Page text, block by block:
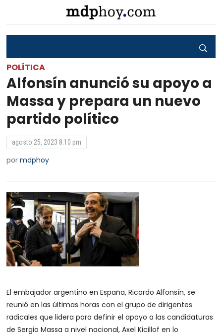
POLÍTICA
Alfonsín anunció su apoyo a
Massa y prepara un nuevo
partido político
agosto 25, 2023 8:10 pm
pormdphoy
El embajador argentino en España, Ricardo Alfonsín, se
reunió en las últimas horas con el grupo de dirigentes
radicales que lidera para definir el apoyo a las candidaturas
de Sergio Massa a nivel nacional, Axel Kicillof en lo